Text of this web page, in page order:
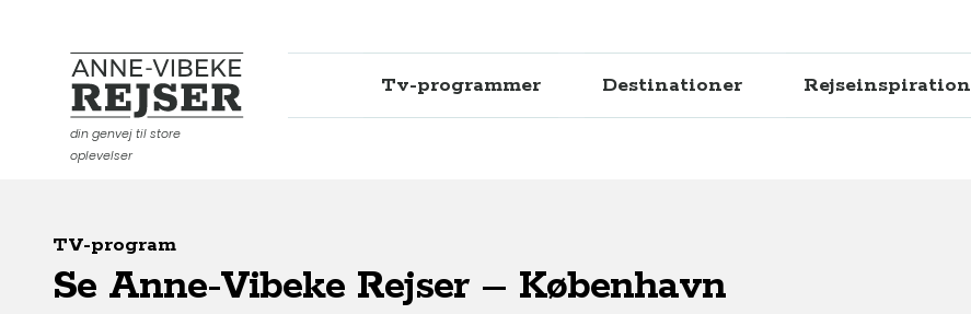
Anne-Vibeke Rejser
din genvej til store
oplevelser
Tv-programmer Destinationer Rejseinspiration
TV-program
Se Anne-Vibeke Rejser – København